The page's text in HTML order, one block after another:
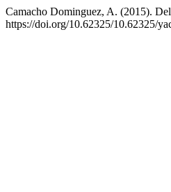
Camacho Dominguez, A. (2015).
https://doi.org/10.62325/10.62325/